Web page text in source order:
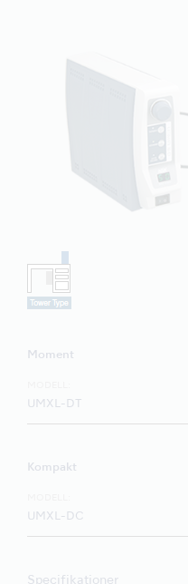
Moment
UMXL-DT
Kompakt
UMXL-DC
Specifikationer